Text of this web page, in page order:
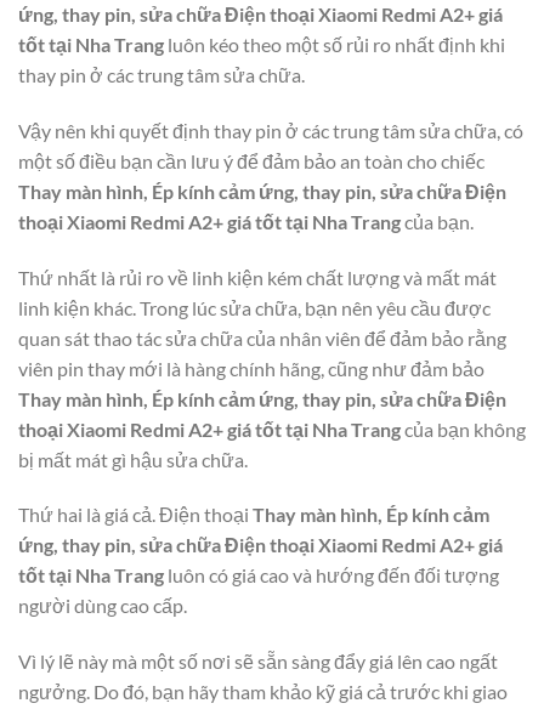
ứng, thay pin, sửa chữa Điện thoại Xiaomi Redmi A2+ giá
tốt tại Nha Trang luôn kéo theo một số rủi ro nhất định khi
thay pin ở các trung tâm sửa chữa.
Vậy nên khi quyết định thay pin ở các trung tâm sửa chữa, có
một số điều bạn cần lưu ý để đảm bảo an toàn cho chiếc
Thay màn hình, Ép kính cảm ứng, thay pin, sửa chữa Điện
thoại Xiaomi Redmi A2+ giá tốt tại Nha Trangcủa bạn.
Thứ nhất là rủi ro về linh kiện kém chất lượng và mất mát
linh kiện khác. Trong lúc sửa chữa, bạn nên yêu cầu được
quan sát thao tác sửa chữa của nhân viên để đảm bảo rằng
viên pin thay mới là hàng chính hãng, cũng như đảm bảo
Thay màn hình, Ép kính cảm ứng, thay pin, sửa chữa Điện
thoại Xiaomi Redmi A2+ giá tốt tại Nha Trangcủa bạn không
bị mất mát gì hậu sửa chữa.
Thứ hai là giá cả. Điện thoại Thay màn hình, Ép kính cảm
ứng, thay pin, sửa chữa Điện thoại Xiaomi Redmi A2+ giá
tốt tại Nha Trang luôn có giá cao và hướng đến đối tượng
người dùng cao cấp.
Vì lý lẽ này mà một số nơi sẽ sẵn sàng đẩy giá lên cao ngất
ngưởng. Do đó, bạn hãy tham khảo kỹ giá cả trước khi giao